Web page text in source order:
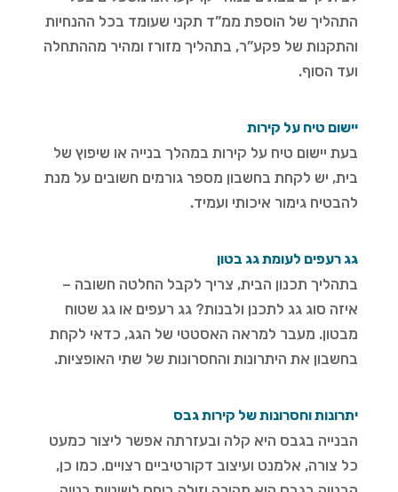
התהליך של הוספת ממ”ד תקני שעומד בכל ההנחיות
והתקנות של פקע”ר, בתהליך מזורז ומהיר מההתחלה
ועד הסוף.
יישום טיח על קירות
בעת יישום טיח על קירות במהלך בנייה או שיפוץ של
בית, יש לקחת בחשבון מספר גורמים חשובים על מנת
להבטיח גימור איכותי ועמיד.
גג רעפים לעומת גג בטון
בתהליך תכנון הבית, צריך לקבל החלטה חשובה –
איזה סוג גג לתכנן ולבנות? גג רעפים או גג שטוח
מבטון. מעבר למראה האסטטי של הגג, כדאי לקחת
בחשבון את היתרונות והחסרונות של שתי האופציות.
יתרונות וחסרונות של קירות גבס
הבנייה בגבס היא קלה ובעזרתה אפשר ליצור כמעט
כל צורה, אלמנט ועיצוב דקורטיביים רצויים. כמו כן,